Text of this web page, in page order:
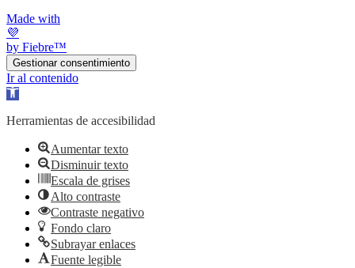
Made with
💜
by Fiebre™
Gestionar consentimiento
Ir al contenido
Abrir barra de herramientas
Herramientas de accesibilidad
Aumentar texto
Disminuir texto
Escala de grises
Alto contraste
Contraste negativo
Fondo claro
Subrayar enlaces
Fuente legible